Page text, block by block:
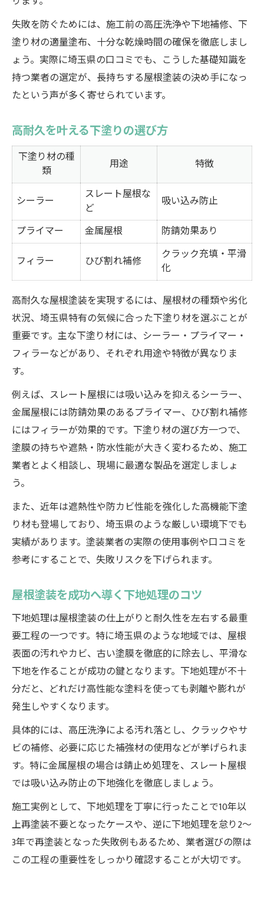
失敗を防ぐためには、施工前の高圧洗浄や下地補修、下
塗り材の適量塗布、十分な乾燥時間の確保を徹底しまし
ょう。実際に埼玉県の口コミでも、こうした基礎知識を
持つ業者の選定が、長持ちする屋根塗装の決め手になっ
たという声が多く寄せられています。
高耐久を叶える下塗りの選び方
下塗り材の種
類
用途 特徴
シーラー
スレート屋根な
ど
吸い込み防止
プライマー
金属屋根
防錆効果あり
フィラー
ひび割れ補修
クラック充填・平滑
化
高耐久な屋根塗装を実現するには、屋根材の種類や劣化
状況、埼玉県特有の気候に合った下塗り材を選ぶことが
重要です。主な下塗り材には、シーラー・プライマー・
フィラーなどがあり、それぞれ用途や特徴が異なりま
す。
例えば、スレート屋根には吸い込みを抑えるシーラー、
金属屋根には防錆効果のあるプライマー、ひび割れ補修
にはフィラーが効果的です。下塗り材の選び方一つで、
塗膜の持ちや遮熱・防水性能が大きく変わるため、施工
業者とよく相談し、現場に最適な製品を選定しましょ
う。
また、近年は遮熱性や防カビ性能を強化した高機能下塗
り材も登場しており、埼玉県のような厳しい環境下でも
実績があります。塗装業者の実際の使用事例や口コミを
参考にすることで、失敗リスクを下げられます。
屋根塗装を成功へ導く下地処理のコツ
下地処理は屋根塗装の仕上がりと耐久性を左右する最重
要工程の一つです。特に埼玉県のような地域では、屋根
表面の汚れやカビ、古い塗膜を徹底的に除去し、平滑な
下地を作ることが成功の鍵となります。下地処理が不十
分だと、どれだけ高性能な塗料を使っても剥離や膨れが
発生しやすくなります。
具体的には、高圧洗浄による汚れ落とし、クラックやサ
ビの補修、必要に応じた補強材の使用などが挙げられま
す。特に金属屋根の場合は錆止め処理を、スレート屋根
では吸い込み防止の下地強化を徹底しましょう。
施工実例として、下地処理を丁寧に行ったことで10年以
上再塗装不要となったケースや、逆に下地処理を怠り2～
3年で再塗装となった失敗例もあるため、業者選びの際は
この工程の重要性をしっかり確認することが大切です。